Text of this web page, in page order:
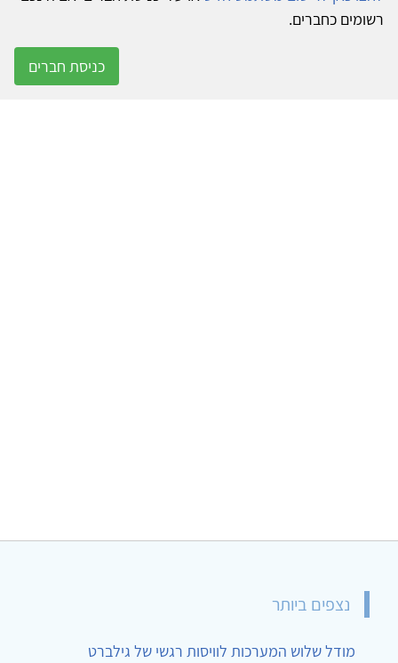
רשומים כחברים.
כניסת חברים
נצפים ביותר
מודל שלוש המערכות לוויסות רגשי של גילברט